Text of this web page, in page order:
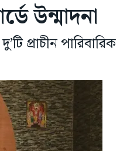
উন্মাদনা
প্রাচীন পারিবারিক